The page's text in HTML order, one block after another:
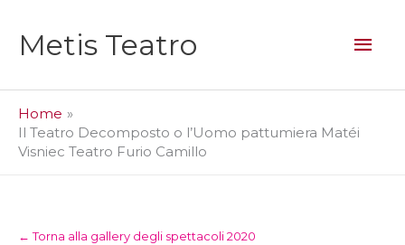
contenuto
Metis Teatro
Home
Il Teatro Decomposto o l’Uomo pattumiera Matéi
Visniec Teatro Furio Camillo
← Torna alla gallery degli spettacoli 2020